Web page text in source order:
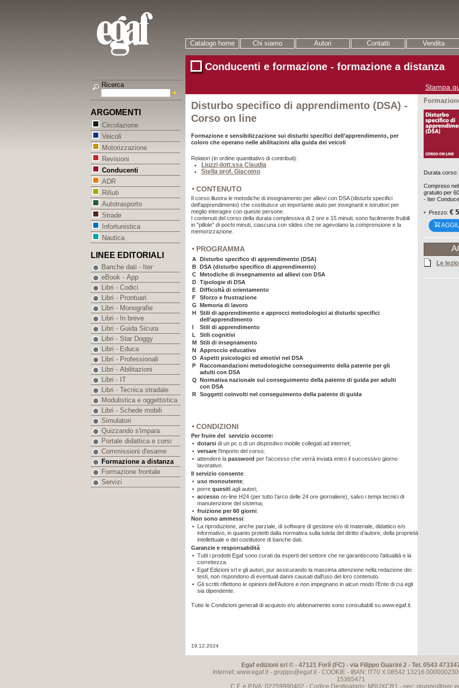
Catalogo home Chi siamo Autori Contatti Vendita
Conducenti e formazione - formazione a distanza
Stampa
Disturbo specifico di apprendimento (DSA) -
Corso on line
Formazione e sensibilizzazione sui disturbi specifici dell’apprendimento, per
coloro che operano nelle abilitazioni alla guida dei veicoli
Relatori (in ordine quantitativo di contributi):
Liuzzi dott.ssa Claudia
Stella prof. Giacomo
CONTENUTO
Il corso illustra le metodiche di insegnamento per allievi con DSA (disturbi specifici
dell'apprendimento) che costituisce un importante aiuto per insegnanti e istruttori per
meglio interagire con queste persone.
I contenuti del corso della durata complessiva di 2 ore e 15 minuti, sono facilmente fruibili
in "pillole" di pochi minuti, ciascuna con slides che ne agevolano la comprensione e la
memorizzazione.
PROGRAMMA
A Disturbo specifico di apprendimento (DSA)
B DSA (disturbo specifico di apprendimento)
C Metodiche di insegnamento ad allievi con DSA
D Tipologie di​ ​DSA
E
Difficoltà di orientamento
F
Sforzo e frustrazione
G Memoria di lavoro
H Stili di apprendimento e approcci metodologici ai disturbi specifici
dell’apprendimento
I
Stili di apprendimento
L
Stili cognitivi
M Stili di insegnamento
N Approccio educativo
O Aspetti psicologici ed emotivi nel DSA
P
Raccomandazioni metodologiche conseguimento della patente per gli
adulti con DSA
Q Normativa nazionale sul conseguimento della patente di guida per adulti
con DSA
R Soggetti coinvolti nel conseguimento della patente di guida
CONDIZIONI
Per fruire del servizio occorre:
• dotarsi di un pc o di un dispositivo mobile collegati ad internet;
• versare l'importo del corso;
• attendere la password per l'accesso che verrà inviata entro il successivo giorno
lavorativo.
Il servizio consente:
• uso monoutente;
• porre quesiti agli autori;
• accesso on-line H24 (per tutto l’arco delle 24 ore giornaliere), salvo i tempi tecnici di
manutenzione del sistema;
• fruizione per 60 giorni
Non sono ammessi:
• La riproduzione, anche parziale, di software di gestione e/o di materiale, didattico e/o
informativo, in quanto protetti dalla normativa sulla tutela del diritto d’autore, della proprietà
intellettuale e del costitutore di banche dati.
Garanzie e responsabilità
• Tutti i prodotti Egaf sono curati da esperti del settore che ne garantiscono l’attualità e la
correttezza.
• Egaf Edizioni srl e gli autori, pur assicurando la massima attenzione nella redazione dei
testi, non rispondono di eventuali danni causati dall’uso del loro contenuto.
• Gli scritti riflettono le opinioni dell’Autore e non impegnano in alcun modo l’Ente di cui egli
sia dipendente.
Tutte le Condizioni generali di acquisto e/o abbonamento sono consultabili su www.egaf.it.
19.12.2024
Durata
Compreso
gratuito per
- Iter
Prezzo: €
Le
Egaf edizioni srl © - 47121 Forlì (FC) - via Filippo Guarini 2 - Tel. 0543
Internet: www.egaf.it - gruppo@egaf.it- COOKIE- IBAN: IT70 X 08542 13216
15365471
C.F. e P.IVA: 02259990402 - Codice Destinatario: M5UXCR1 - pec:
Ricerca
ARGOMENTI
Circolazione
Veicoli
Motorizzazione
Revisioni
Conducenti
ADR
Rifiuti
Autotrasporto
Strade
Infortunistica
Nautica
LINEE EDITORIALI
Banche dati - Iter
eBook - App
Libri - Codici
Libri - Prontuari
Libri - Monografie
Libri - In breve
Libri - Guida Sicura
Libri - Star Doggy
Libri - Educa
Libri - Professionali
Libri - Abilitazioni
Libri - IT
Libri - Tecnica stradale
Modulistica e oggettistica
Libri - Schede mobili
Simulatori
Quizzando s'impara
Portale didattica e corsi
Commissioni d'esame
Formazione a distanza
Formazione frontale
Servizi